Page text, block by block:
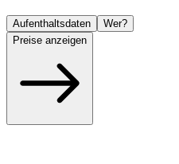
Aufenthaltsdaten
Wer?
Preise anzeigen